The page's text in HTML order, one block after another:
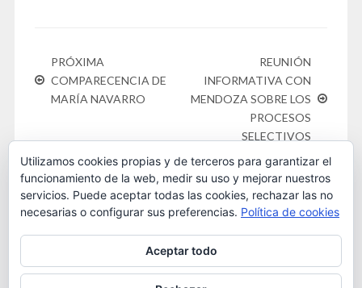
PRÓXIMA
COMPARECENCIA DE
MARÍA NAVARRO
REUNIÓN
INFORMATIVA CON
MENDOZA SOBRE LOS
PROCESOS
SELECTIVOS
Este obra está bajo unalicencia de Creative Commons
Reconocimiento-NoComercial 4.0 Internacional. 2016
Utilizamos cookies propias y de terceros para garantizar el
funcionamiento de la web, medir su uso y mejorar nuestros
servicios. Puede aceptar todas las cookies, rechazar las no
necesarias o configurar sus preferencias. Política de cookies
Aceptar todo